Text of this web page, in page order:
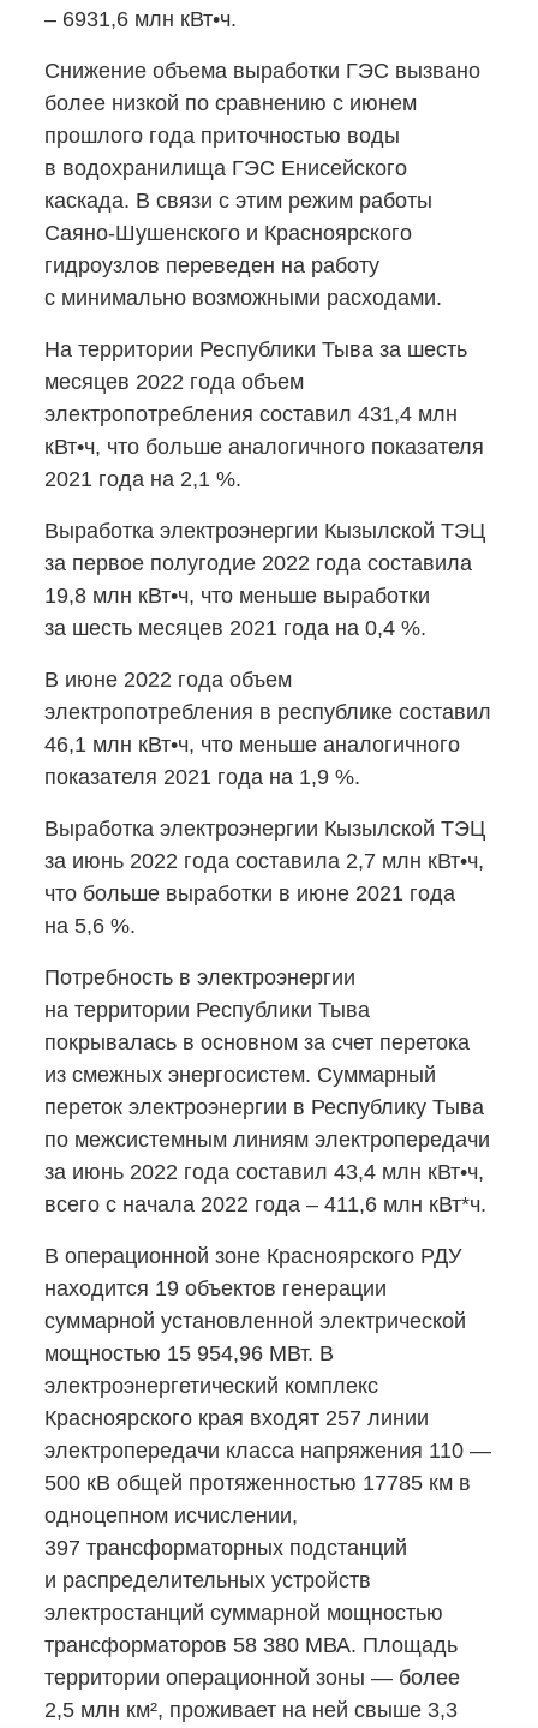
– 6931,6 млн кВт•ч.
Снижение объема выработки ГЭС вызвано
более низкой по сравнению с июнем
прошлого года приточностью воды
в водохранилища ГЭС Енисейского
каскада. В связи с этим режим работы
Саяно-Шушенского и Красноярского
гидроузлов переведен на работу
с минимально возможными расходами.
На территории Республики Тыва за шесть
месяцев 2022 года объем
электропотребления составил 431,4 млн
кВт•ч, что больше аналогичного показателя
2021 года на 2,1 %.
Выработка электроэнергии Кызылской ТЭЦ
за первое полугодие 2022 года составила
19,8 млн кВт•ч, что меньше выработки
за шесть месяцев 2021 года на 0,4 %.
В июне 2022 года объем
электропотребления в республике составил
46,1 млн кВт•ч, что меньше аналогичного
показателя 2021 года на 1,9 %.
Выработка электроэнергии Кызылской ТЭЦ
за июнь 2022 года составила 2,7 млн кВт•ч,
что больше выработки в июне 2021 года
на 5,6 %.
Потребность в электроэнергии
на территории Республики Тыва
покрывалась в основном за счет перетока
из смежных энергосистем. Суммарный
переток электроэнергии в Республику Тыва
по межсистемным линиям электропередачи
за июнь 2022 года составил 43,4 млн кВт•ч,
всего с начала 2022 года – 411,6 млн кВт*ч.
В операционной зоне Красноярского РДУ
находится 19 объектов генерации
суммарной установленной электрической
мощностью 15 954,96 МВт. В
электроэнергетический комплекс
Красноярского края входят 257 линии
электропередачи класса напряжения 110 —
500 кВ общей протяженностью 17785 км в
одноцепном исчислении,
397 трансформаторных подстанций
и распределительных устройств
электростанций суммарной мощностью
трансформаторов 58 380 МВА. Площадь
территории операционной зоны — более
2,5 млн км², проживает на ней свыше 3,3